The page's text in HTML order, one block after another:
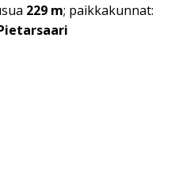
229 m; paikkakunnat: